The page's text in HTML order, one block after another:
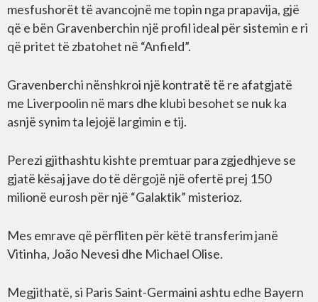
mesfushorët të avancojnë me topin nga prapavija, gjë
që e bën Gravenberchin një profil ideal për sistemin e ri
që pritet të zbatohet në “Anfield”.
Gravenberchi nënshkroi një kontratë të re afatgjatë
me Liverpoolin në mars dhe klubi besohet se nuk ka
asnjë synim ta lejojë largimin e tij.
Perezi gjithashtu kishte premtuar para zgjedhjeve se
gjatë kësaj jave do të dërgojë një ofertë prej 150
milionë eurosh për një “Galaktik” misterioz.
Mes emrave që përfliten për këtë transferim janë
Vitinha, João Nevesi dhe Michael Olise.
Megjithatë, si Paris Saint-Germaini ashtu edhe Bayern